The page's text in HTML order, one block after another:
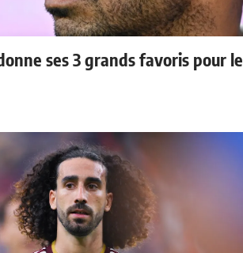
ses 3 grands favoris pour le